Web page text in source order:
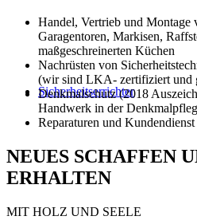
Sicherheitserrichter
Handel, Vertrieb und Montage
Garagentoren, Markisen,
maßgeschreinerten Küchen
Nachrüsten von
(wir sind LKA- zertifiziert und
Denkmalschutz (2018
Handwerk in der
Reparaturen und Kundendienst
NEUES SCHAFFEN
ERHALTEN
MIT HOLZ UND SEELE